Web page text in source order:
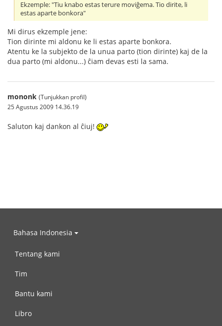
Ekzemple: "Tiu knabo estas terure moviĝema. Tio dirite, li
estas aparte bonkora"
Mi dirus ekzemple jene:
Tion dirinte mi aldonu ke li estas aparte bonkora.
Atentu ke la subjekto de la unua parto (tion dirinte) kaj de la
dua parto (mi aldonu...) ĉiam devas esti la sama.
mononk (Tunjukkan profil)
25 Agustus 2009 14.36.19
Saluton kaj dankon al ĉiuj!
Bahasa Indonesia
Tentang kami
Tim
Bantu kami
Libro